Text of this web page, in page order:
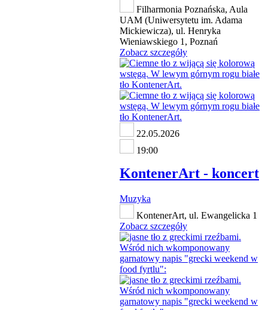
Filharmonia Poznańska, Aula
UAM (Uniwersytetu im. Adama
Mickiewicza), ul. Henryka
Wieniawskiego 1, Poznań
Zobacz szczegóły
22.05.2026
19:00
KontenerArt - koncert
Muzyka
KontenerArt, ul. Ewangelicka 1
Zobacz szczegóły